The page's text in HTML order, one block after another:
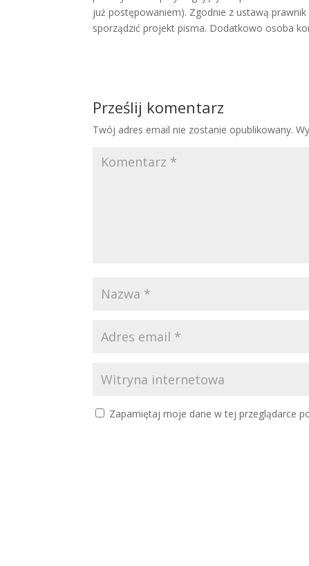
już postępowaniem). Zgodnie z ustawą
sporządzić projekt pisma. Dodatkowo osoba
Prześlij komentarz
Twój adres email nie zostanie opublikowany.
Zapamiętaj moje dane w tej przeglądarce